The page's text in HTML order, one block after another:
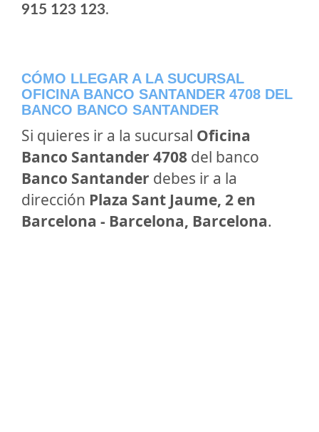
915 123 123.
CÓMO LLEGAR A LA SUCURSAL
OFICINA BANCO SANTANDER 4708 DEL
BANCO BANCO SANTANDER
Si quieres ir a la sucursal Oficina
Banco Santander 4708 del banco
Banco Santander debes ir a la
dirección Plaza Sant Jaume, 2 en
Barcelona - Barcelona, Barcelona.